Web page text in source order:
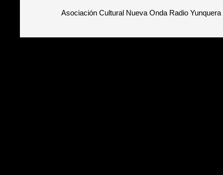
Asociación Cultural Nueva Onda Radio